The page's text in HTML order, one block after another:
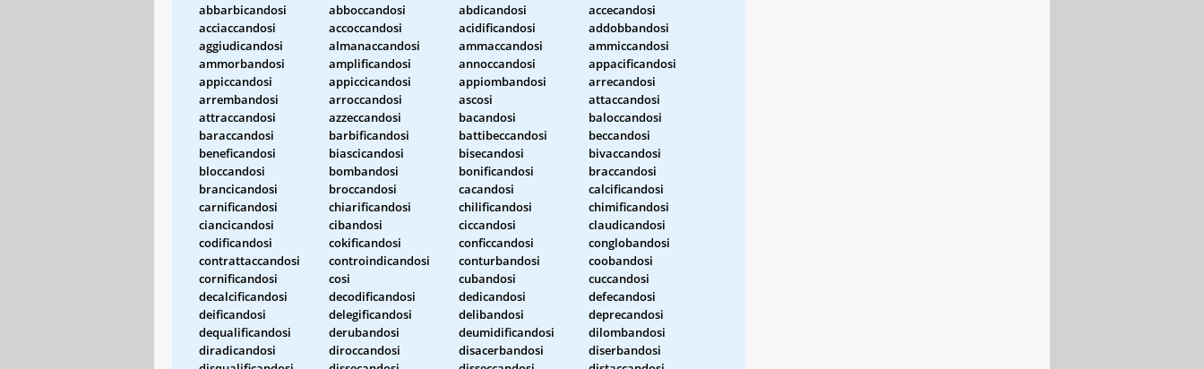
abbarbicandosi abboccandosi abdicandosi
accecandosi
acciaccandosi
accoccandosi acidificandosi
addobbandosi
aggiudicandosi
almanaccandosi ammaccandosi
ammiccandosi
ammorbandosi
amplificandosi annoccandosi
appacificandosi
appiccandosi
appiccicandosi appiombandosi
arrecandosi
arrembandosi
arroccandosi ascosi
attaccandosi
attraccandosi
azzeccandosi bacandosi
baloccandosi
baraccandosi
barbificandosi battibeccandosi
beccandosi
beneficandosi
biascicandosi bisecandosi
bivaccandosi
bloccandosi
bombandosi bonificandosi
braccandosi
brancicandosi
broccandosi cacandosi
calcificandosi
carnificandosi
chiarificandosi chilificandosi
chimificandosi
ciancicandosi
cibandosi ciccandosi
claudicandosi
codificandosi
cokificandosi conficcandosi
conglobandosi
contrattaccandosi
controindicandosi conturbandosi
coobandosi
cornificandosi
cosi cubandosi
cuccandosi
decalcificandosi
decodificandosi dedicandosi
defecandosi
deificandosi
delegificandosi delibandosi
deprecandosi
dequalificandosi
derubandosi deumidificandosi
dilombandosi
diradicandosi
diroccandosi disacerbandosi
diserbandosi